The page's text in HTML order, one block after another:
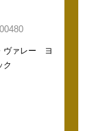
ヴァレー ヨ
ク